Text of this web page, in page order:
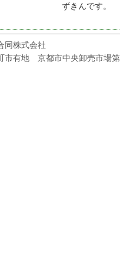
ずきんです。
株式会社
市有地 京都市中央卸売市